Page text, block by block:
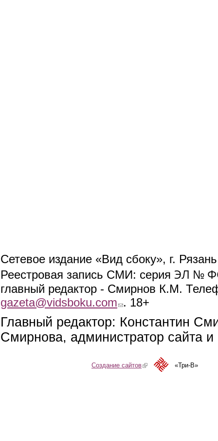
Сетевое издание «Вид сбоку», г.
Реестровая запись СМИ: серия ЭЛ №
главный редактор - Смирнов К.М.
gazeta@vidsboku.com (link sends e-mail)
. 18+
Главный редактор: Константин
Смирнова, администратор сайта
Создание сайтов(link is external)«Три-В»